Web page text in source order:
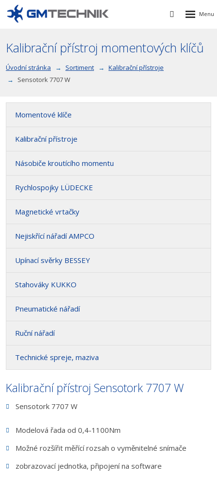
Vyhledávání
Rozbalení
Kalibrační přístroj momentových klíčů
Úvodní stránka Sortiment
Kalibrační přístroje
Sensotork 7707 W
Momentové klíče
Kalibrační přístroje
Násobiče kroutícího momentu
Rychlospojky LÜDECKE
Magnetické vrtačky
Nejiskřící nářadí AMPCO
Upínací svěrky BESSEY
Stahováky KUKKO
Pneumatické nářadí
Ruční nářadí
Technické spreje, maziva
Kalibrační přístroj Sensotork 7707 W
Sensotork 7707 W
Modelová řada od 0,4-1100Nm
Možné rozšířit měřící rozsah o vyměnitelné snímače
zobrazovací jednotka, připojení na software